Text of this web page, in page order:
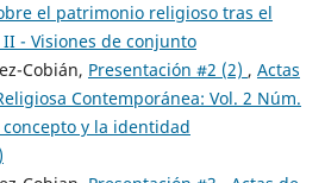
el patrimonio religioso tras el
- Visiones de conjunto
Cobián, Presentación #2 (2) , Actas
Contemporánea: Vol. 2 Núm.
y la identidad